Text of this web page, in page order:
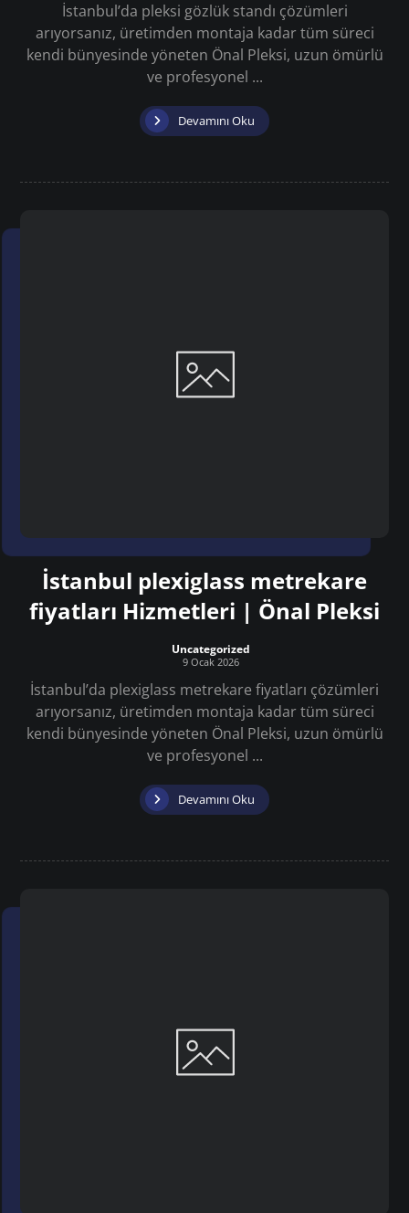
İstanbul’da pleksi gözlük standı çözümleri
arıyorsanız, üretimden montaja kadar tüm süreci
kendi bünyesinde yöneten Önal Pleksi, uzun ömürlü
ve profesyonel ...
Devamını Oku
İstanbul plexiglass metrekare
fiyatları Hizmetleri | Önal Pleksi
Uncategorized
9 Ocak 2026
İstanbul’da plexiglass metrekare fiyatları çözümleri
arıyorsanız, üretimden montaja kadar tüm süreci
kendi bünyesinde yöneten Önal Pleksi, uzun ömürlü
ve profesyonel ...
Devamını Oku